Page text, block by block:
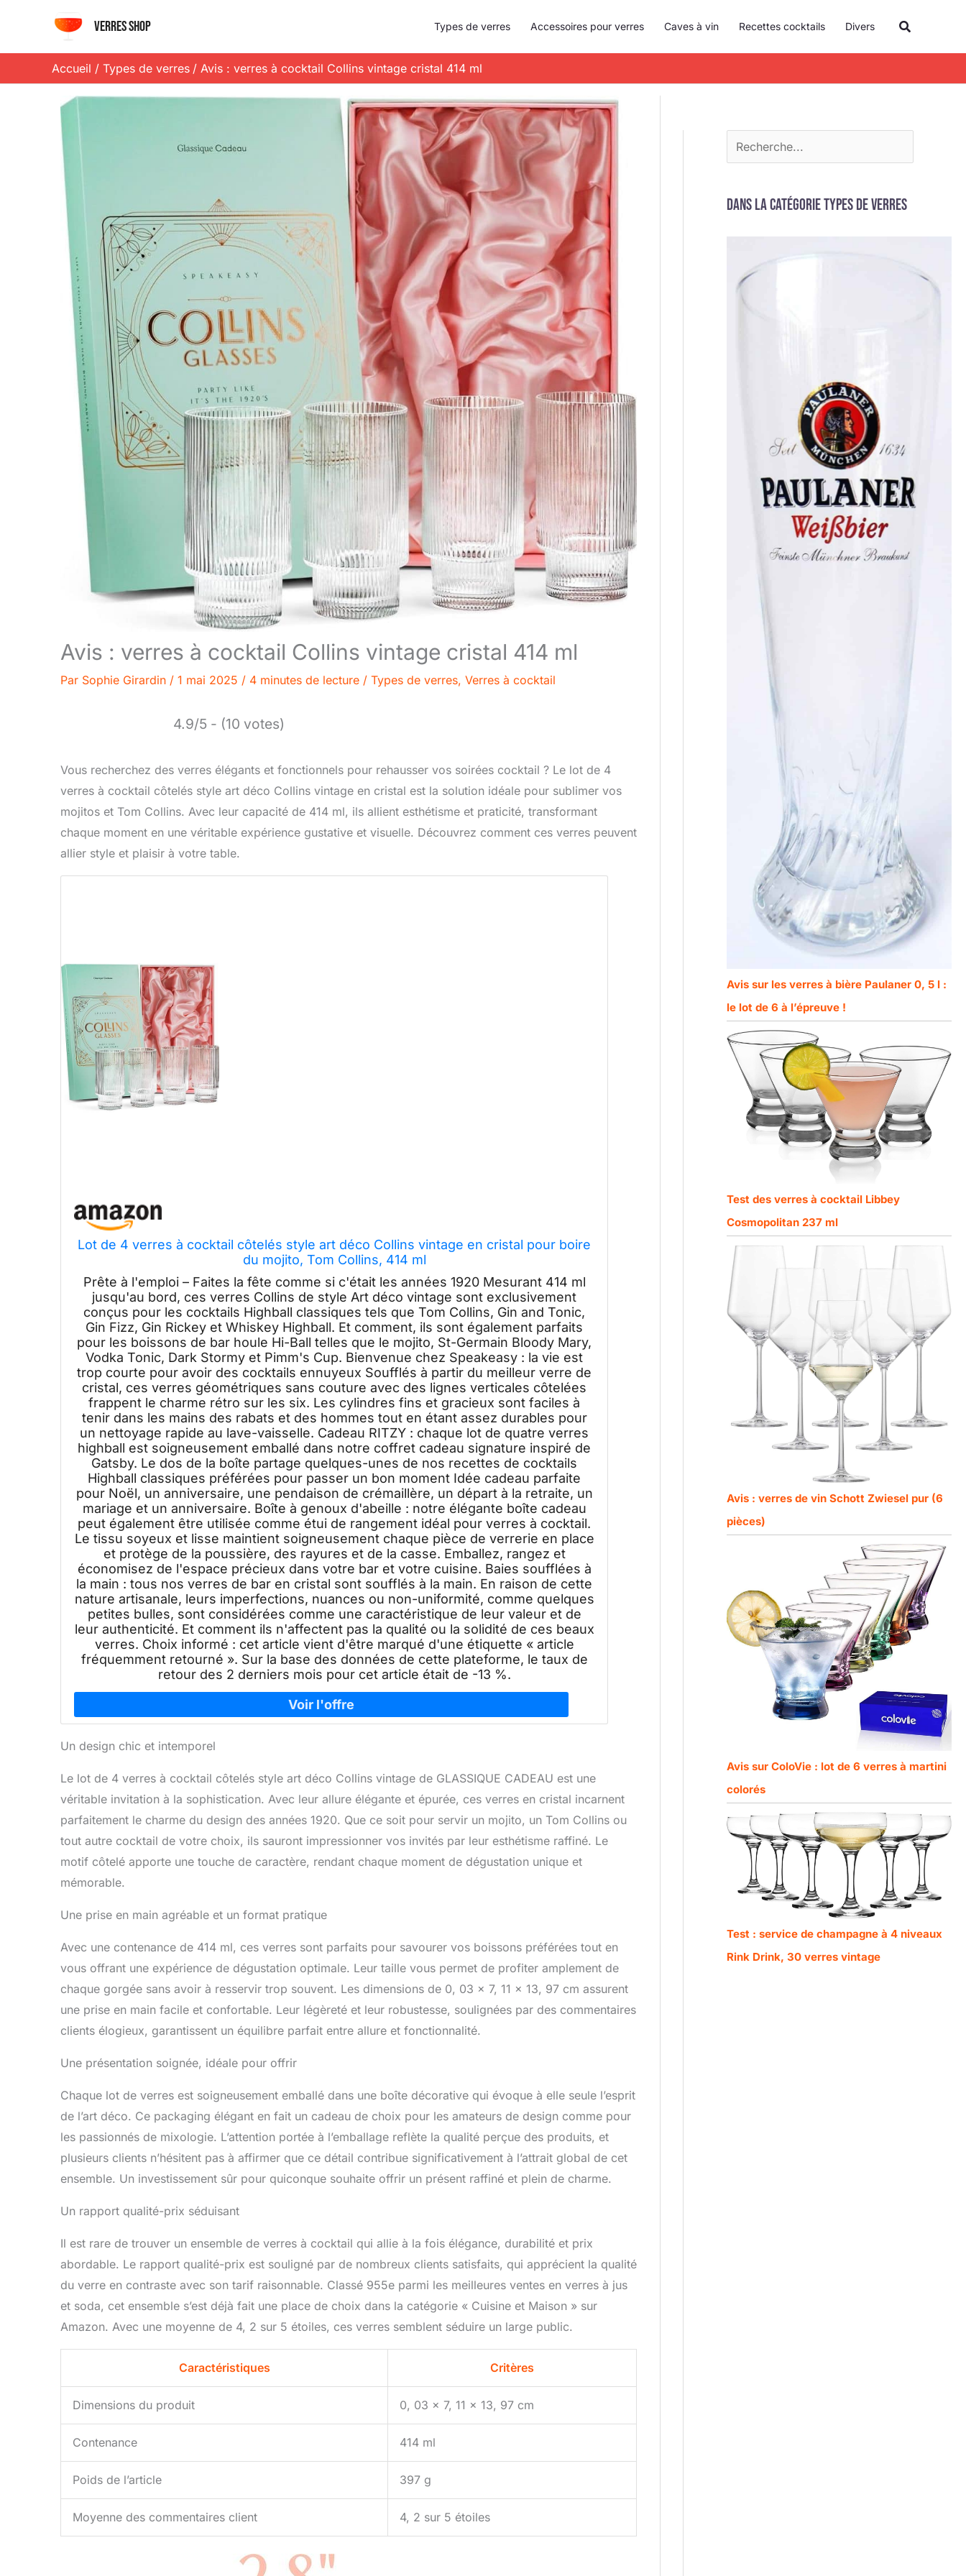
contenu
Verres shop Types de verres Accessoires pour verres Caves à vin Recettes cocktails Divers
Accueil Types de verres Avis : verres à cocktail Collins vintage cristal 414 ml
Avis : verres à cocktail Collins vintage cristal 414 ml
Par Sophie Girardin / 1 mai 2025 / 4 minutes de lecture / Types de verres, Verres à cocktail
4.9/5 - (10 votes)
Vous recherchez des verres élégants et fonctionnels pour rehausser vos soirées cocktail ? Le lot de 4
verres à cocktail côtelés style art déco Collins vintage en cristal est la solution idéale pour sublimer vos
mojitos et Tom Collins. Avec leur capacité de 414 ml, ils allient esthétisme et praticité, transformant
chaque moment en une véritable expérience gustative et visuelle. Découvrez comment ces verres peuvent
allier style et plaisir à votre table.
Lot de 4 verres à cocktail côtelés style art déco Collins vintage en cristal pour boire
du mojito, Tom Collins, 414 ml
Prête à l'emploi – Faites la fête comme si c'était les années 1920 Mesurant 414 ml
jusqu'au bord, ces verres Collins de style Art déco vintage sont exclusivement
conçus pour les cocktails Highball classiques tels que Tom Collins, Gin and Tonic,
Gin Fizz, Gin Rickey et Whiskey Highball. Et comment, ils sont également parfaits
pour les boissons de bar houle Hi-Ball telles que le mojito, St-Germain Bloody Mary,
Vodka Tonic, Dark Stormy et Pimm's Cup. Bienvenue chez Speakeasy : la vie est
trop courte pour avoir des cocktails ennuyeux Soufflés à partir du meilleur verre de
cristal, ces verres géométriques sans couture avec des lignes verticales côtelées
frappent le charme rétro sur les six. Les cylindres fins et gracieux sont faciles à
tenir dans les mains des rabats et des hommes tout en étant assez durables pour
un nettoyage rapide au lave-vaisselle. Cadeau RITZY : chaque lot de quatre verres
highball est soigneusement emballé dans notre coffret cadeau signature inspiré de
Gatsby. Le dos de la boîte partage quelques-unes de nos recettes de cocktails
Highball classiques préférées pour passer un bon moment Idée cadeau parfaite
pour Noël, un anniversaire, une pendaison de crémaillère, un départ à la retraite, un
mariage et un anniversaire. Boîte à genoux d'abeille : notre élégante boîte cadeau
peut également être utilisée comme étui de rangement idéal pour verres à cocktail.
Le tissu soyeux et lisse maintient soigneusement chaque pièce de verrerie en place
et protège de la poussière, des rayures et de la casse. Emballez, rangez et
économisez de l'espace précieux dans votre bar et votre cuisine. Baies soufflées à
la main : tous nos verres de bar en cristal sont soufflés à la main. En raison de cette
nature artisanale, leurs imperfections, nuances ou non-uniformité, comme quelques
petites bulles, sont considérées comme une caractéristique de leur valeur et de
leur authenticité. Et comment ils n'affectent pas la qualité ou la solidité de ces beaux
verres. Choix informé : cet article vient d'être marqué d'une étiquette « article
fréquemment retourné ». Sur la base des données de cette plateforme, le taux de
retour des 2 derniers mois pour cet article était de -13 %.
Un design chic et intemporel
Le lot de 4 verres à cocktail côtelés style art déco Collins vintage de GLASSIQUE CADEAU est une
véritable invitation à la sophistication. Avec leur allure élégante et épurée, ces verres en cristal incarnent
parfaitement le charme du design des années 1920. Que ce soit pour servir un mojito, un Tom Collins ou
tout autre cocktail de votre choix, ils sauront impressionner vos invités par leur esthétisme raffiné. Le
motif côtelé apporte une touche de caractère, rendant chaque moment de dégustation unique et
mémorable.
Une prise en main agréable et un format pratique
Avec une contenance de 414 ml, ces verres sont parfaits pour savourer vos boissons préférées tout en
vous offrant une expérience de dégustation optimale. Leur taille vous permet de profiter amplement de
chaque gorgée sans avoir à resservir trop souvent. Les dimensions de 0, 03 x 7, 11 x 13, 97 cm assurent
une prise en main facile et confortable. Leur légèreté et leur robustesse, soulignées par des commentaires
clients élogieux, garantissent un équilibre parfait entre allure et fonctionnalité.
Une présentation soignée, idéale pour offrir
Chaque lot de verres est soigneusement emballé dans une boîte décorative qui évoque à elle seule l’esprit
de l’art déco. Ce packaging élégant en fait un cadeau de choix pour les amateurs de design comme pour
les passionnés de mixologie. L’attention portée à l’emballage reflète la qualité perçue des produits, et
plusieurs clients n’hésitent pas à affirmer que ce détail contribue significativement à l’attrait global de cet
ensemble. Un investissement sûr pour quiconque souhaite offrir un présent raffiné et plein de charme.
Un rapport qualité-prix séduisant
Il est rare de trouver un ensemble de verres à cocktail qui allie à la fois élégance, durabilité et prix
abordable. Le rapport qualité-prix est souligné par de nombreux clients satisfaits, qui apprécient la qualité
du verre en contraste avec son tarif raisonnable. Classé 955e parmi les meilleures ventes en verres à jus
et soda, cet ensemble s’est déjà fait une place de choix dans la catégorie « Cuisine et Maison » sur
Amazon. Avec une moyenne de 4, 2 sur 5 étoiles, ces verres semblent séduire un large public.
Caractéristiques Critères
Dimensions du produit 0, 03 x 7, 11 x 13, 97 cm
Contenance 414 ml
Poids de l’article 397 g
Moyenne des commentaires client 4, 2 sur 5 étoiles
c
h
e
Dans la catégorie Types de verres
Avis sur les verres à bière Paulaner 0, 5 l :
le lot de 6 à l’épreuve !
Test des verres à cocktail Libbey
Cosmopolitan 237 ml
Avis : verres de vin Schott Zwiesel pur (6
pièces)
Avis sur ColoVie : lot de 6 verres à martini
colorés
Test : service de champagne à 4 niveaux
Rink Drink, 30 verres vintage